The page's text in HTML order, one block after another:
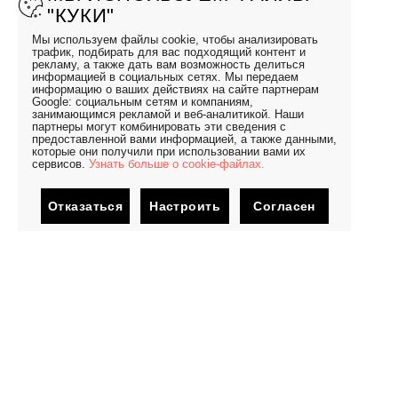
"КУКИ"
Мы используем файлы cookie, чтобы анализировать
трафик, подбирать для вас подходящий контент и
рекламу, а также дать вам возможность делиться
информацией в социальных сетях. Мы передаем
информацию о ваших действиях на сайте партнерам
Google: социальным сетям и компаниям,
занимающимся рекламой и веб-аналитикой. Наши
партнеры могут комбинировать эти сведения с
предоставленной вами информацией, а также данными,
которые они получили при использовании вами их
сервисов. Узнать больше о cookie-файлах.
Отказаться Настроить Согласен